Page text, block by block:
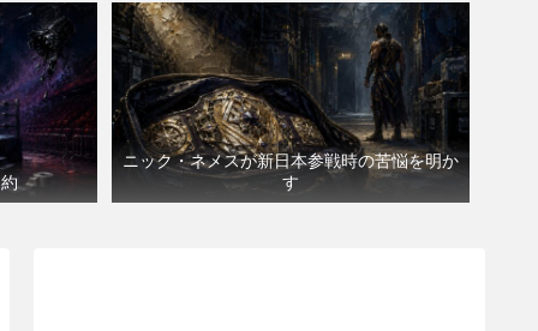
ニック・ネメスが新日本参戦時の苦悩を明か
す